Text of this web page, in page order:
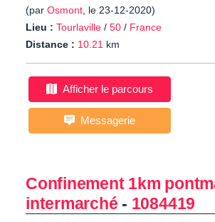
(par Osmont, le 23-12-2020)
Lieu : Tourlaville / 50 / France
Distance : 10.21 km
Afficher le parcours
Messagerie
Confinement 1km
intermarché - 1084419